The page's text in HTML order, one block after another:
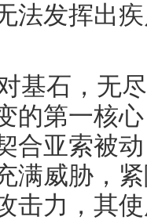
法发挥出
基石，无
的第一核
合亚索被
满威胁，
击力，其